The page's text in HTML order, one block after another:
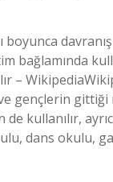
boyunca
–
gençlerin gittiği
kullanılır,
dans okulu,